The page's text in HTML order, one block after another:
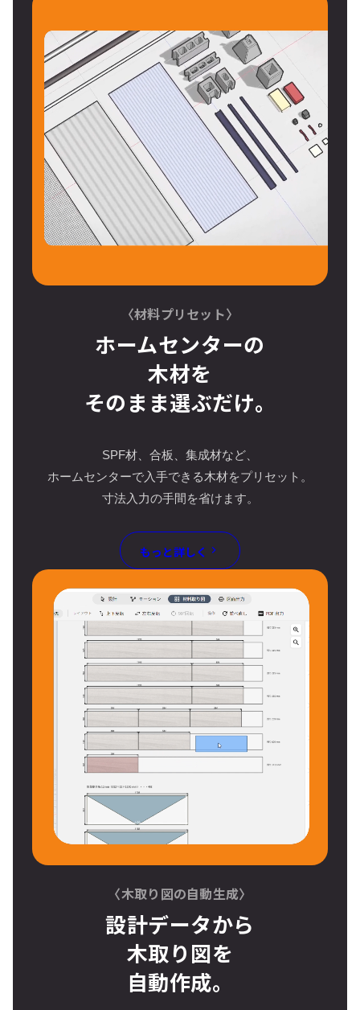
〈材料プリセット〉
ホームセンターの
木材を
そのまま選ぶだけ。
SPF材、合板、集成材など、
ホームセンターで入手できる木材をプリセット。
寸法入力の手間を省けます。
もっと詳しく
〈木取り図の自動生成〉
設計データから
木取り図を
自動作成。